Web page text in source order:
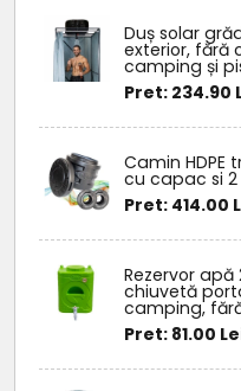
Duș solar
exterior, fără
camping și
Pret: 234.90
Camin HDPE
cu capac si
Pret: 414.00
Rezervor
chiuvetă
camping,
Pret: 81.00